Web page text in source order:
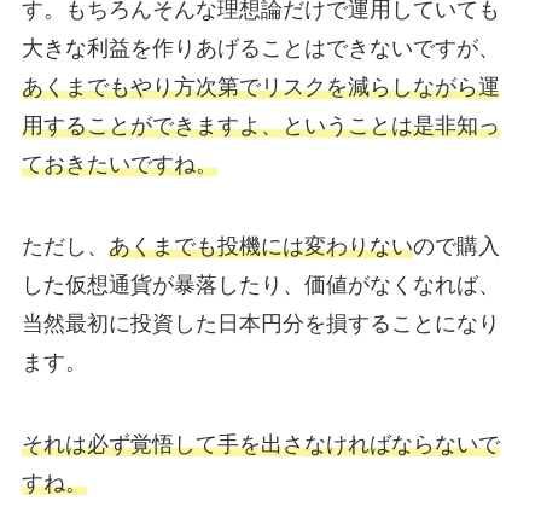
す。もちろんそんな理想論だけで運用していても
大きな利益を作りあげることはできないですが、
あくまでもやり方次第でリスクを減らしながら運
用することができますよ、ということは是非知っ
ておきたいですね。
ただし、 あくまでも投機には変わりないので購入
した仮想通貨が暴落したり、価値がなくなれば、
当然最初に投資した日本円分を損することになり
ます。
それは必ず覚悟して手を出さなければならないで
すね。